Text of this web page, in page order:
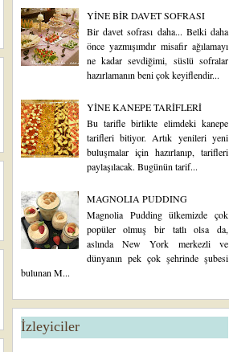
YİNE BİR DAVET SOFRASI
Bir davet sofrası daha... Belki daha
önce yazmışımdır misafir ağılamayı
ne kadar sevdiğimi, süslü sofralar
hazırlamanın beni çok keyiflendir...
YİNE KANEPE TARİFLERİ
Bu tarifle birlikte elimdeki kanepe
tarifleri bitiyor. Artık yenileri yeni
buluşmalar için hazırlanıp, tarifleri
paylaşılacak. Bugünün tarif...
MAGNOLIA PUDDING
Magnolia Pudding ülkemizde çok
popüler olmuş bir tatlı olsa da,
aslında New York merkezli ve
dünyanın pek çok şehrinde şubesi
bulunan M...
İzleyiciler